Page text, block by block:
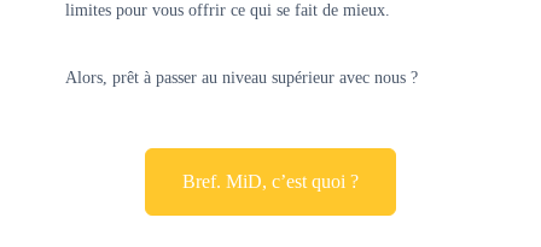
limites pour vous offrir ce qui se fait de mieux.
Alors, prêt à passer au niveau supérieur avec nous ?
Bref. MiD, c’est quoi ?